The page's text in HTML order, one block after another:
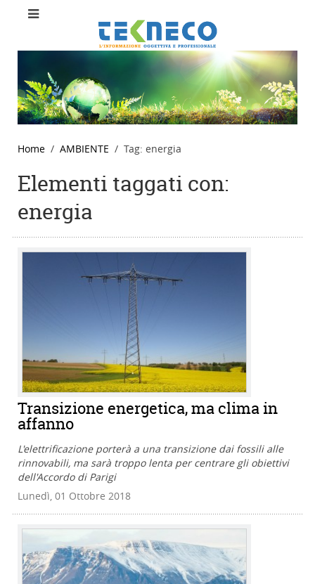
Home AMBIENTE Tag: energia
Elementi taggati con:
energia
Transizione energetica, ma clima in
affanno
L'elettrificazione porterà a una transizione dai fossili alle
rinnovabili, ma sarà troppo lenta per centrare gli obiettivi
dell'Accordo di Parigi
Lunedì, 01 Ottobre 2018